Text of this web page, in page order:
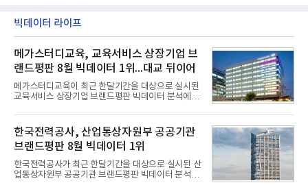
빅데이터 라이프
메가스터디교육, 교육서비스 상장기업 브
랜드평판 8월 빅데이터 1위...대교 뒤이어
메가스터디교육이 최근 한달기간을 대상으로 실시된
교육서비스 상장기업 브랜드평판 빅데이터 분석에서
일 한국기업평판연구소(소장 구창환)는 국내 교육서
비스 상장기업 브랜드를 대상으로 지난 7월 7일부터
8월 7일까지 수집된 소비자 빅데이터 10,074,233건
을 분석한 결과, 메가스터디교육이 브랜드평판지수
1,710,926을 기록하며 8월 1위에 올랐다고 밝혔다.
분석에 활용된 빅데이터는 지난 7월(9,491,206건) 대
비 6.14% 증가한 수치로, 교육서비스 상장기업 브랜
한국전력공사, 산업통상자원부 공공기관
브랜드평판 8월 빅데이터 1위
한국전력공사가 최근 한달기간을 대상으로 실시된 산
업통상자원부 공공기관 브랜드평판 빅데이터 분석에